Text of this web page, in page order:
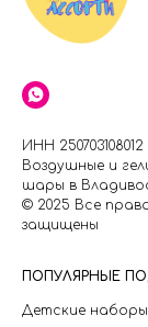
ИНН 250703108012
Воздушные и
шары в
© 2025 Все
защищены
ПОПУЛЯРНЫЕ
Детские